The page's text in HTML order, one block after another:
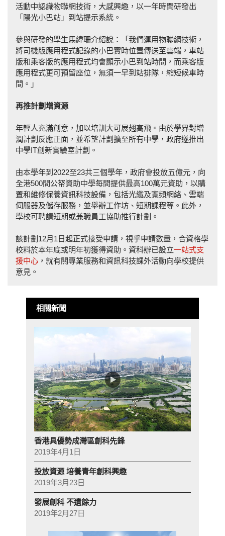
活動中認識物聯網技術，大感興趣，以一年時間研發出
「陽光小巴站」到站提示系統。
參與研發的學生馬緯珊介紹說：「我們運用物聯網技術，
將司機版應用程式記錄的小巴實時位置傳送至雲端，車站
版和乘客版的應用程式均會顯示小巴到站時間，而乘客版
應用程式更可預留座位，無須一早到站排隊，縮短候車時
間。」
再推計劃增資源
年輕人充滿創意，加以培訓大可展翅高飛。由於學界對增
潤計劃反應正面，並希望計劃擴至所有中學，政府遂推出
中學IT創新實驗室計劃。
由本學年到2022至23共三個學年，政府會投放五億元，向
全港500間公帑資助中學每間提供最高100萬元資助，以購
置和維修保養資訊科技設備，包括光纖及寬頻網絡、雲端
伺服器及儲存服務，並舉辦工作坊、短期課程等。此外，
學校可聘請短期或兼職員工協助推行計劃。
該計劃12月1日起正式接受申請，視乎申請數量，合資格學
校料於本年底或明年初獲得資助。資科辦已設立一站式支
援中心 ，就有關專業服務和資訊科技課外活動向學校提供
意見。
相關新聞
香港具優勢成灣區創科先鋒
2019年4月1日
投放資源 培養青年創科興趣
2019年3月23日
發展創科 不遺餘力
2019年2月27日